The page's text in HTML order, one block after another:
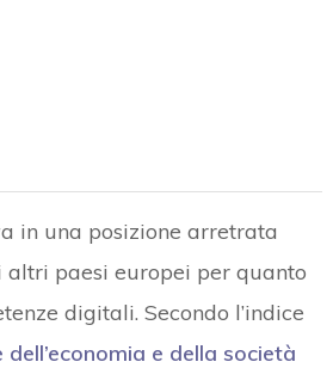
in una posizione arretrata
altri paesi europei per quanto
digitali. Secondo l’indice
e della società